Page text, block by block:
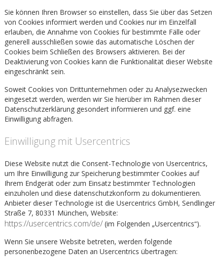
Sie können Ihren Browser so einstellen, dass Sie über das Setzen
von Cookies informiert werden und Cookies nur im Einzelfall
erlauben, die Annahme von Cookies für bestimmte Fälle oder
generell ausschließen sowie das automatische Löschen der
Cookies beim Schließen des Browsers aktivieren. Bei der
Deaktivierung von Cookies kann die Funktionalität dieser Website
eingeschränkt sein.
Soweit Cookies von Drittunternehmen oder zu Analysezwecken
eingesetzt werden, werden wir Sie hierüber im Rahmen dieser
Datenschutzerklärung gesondert informieren und ggf. eine
Einwilligung abfragen.
Einwilligung mit Usercentrics
Diese Website nutzt die Consent-Technologie von Usercentrics,
um Ihre Einwilligung zur Speicherung bestimmter Cookies auf
Ihrem Endgerät oder zum Einsatz bestimmter Technologien
einzuholen und diese datenschutzkonform zu dokumentieren.
Anbieter dieser Technologie ist die Usercentrics GmbH, Sendlinger
Straße 7, 80331 München, Website:
https://usercentrics.com/de/(im Folgenden „Usercentrics“).
Wenn Sie unsere Website betreten, werden folgende
personenbezogene Daten an Usercentrics übertragen: